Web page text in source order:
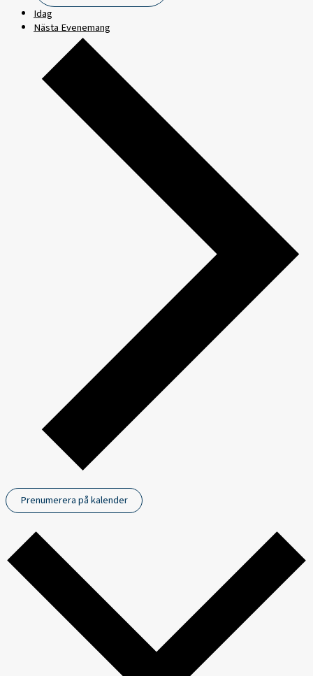
Idag
NästaEvenemang
Prenumerera på kalender